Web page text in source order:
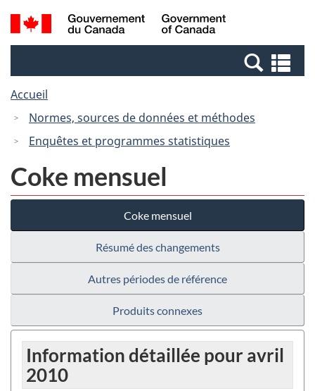
Passer
au
Passer
à
Canada
Recherche
et
et
Accueil
Normes, sources de données et méthodes
Enquêtes et programmes statistiques
Coke mensuel
Coke mensuel
Résumé des changements
Autres périodes de référence
Produits connexes
Information détaillée pour avril
2010